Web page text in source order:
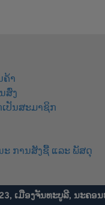
ຄ້າ
ສົ່ງ
ປັນສະມາຊິກ
ການສັງຊື້ ແລະ ພັສດຸ
ເມືອງຈັນທະບູລີ, ນະຄອ